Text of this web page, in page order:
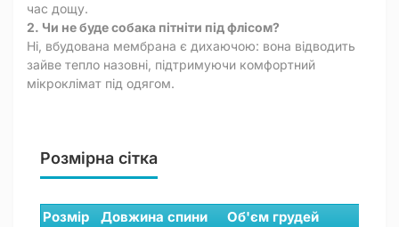
час дощу.
2. Чи не буде собака пітніти під флісом?
Ні, вбудована мембрана є дихаючою: вона відводить
зайве тепло назовні, підтримуючи комфортний
мікроклімат під одягом.
Розмірна сітка
Розмір
Довжина спини
Об'єм грудей